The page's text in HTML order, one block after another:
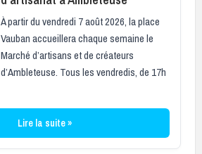
À partir du vendredi 7 août 2026, la place
Vauban accueillera chaque semaine le
Marché d’artisans et de créateurs
d’Ambleteuse. Tous les vendredis, de 17h
Lire la suite »